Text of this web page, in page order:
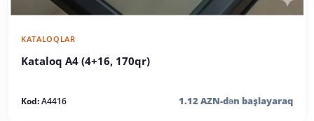
KATALOQLAR
Kataloq A4 (4+16, 170qr)
Kod:A4416 1.12 AZN-dən başlayaraq